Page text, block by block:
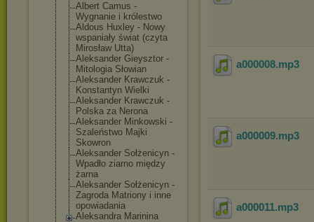
Albert Camus -
Wygnanie i królestwo
Aldous Huxley - Nowy
wspaniały świat (czyta
Mirosław Utta)
Aleksander Gieysztor -
Mitologia Słowian
Aleksander Krawczuk -
Konstantyn Wielki
Aleksander Krawczuk -
Polska za Nerona
Aleksander Minkowski -
Szaleństwo Majki
Skowron
Aleksander Sołżenicyn -
Wpadło ziarno między
żarna
Aleksander Sołżenicyn -
Zagroda Matriony i inne
opowiadania
Aleksandra Marinina
a000008.mp3
a000009.mp3
a000011.mp3